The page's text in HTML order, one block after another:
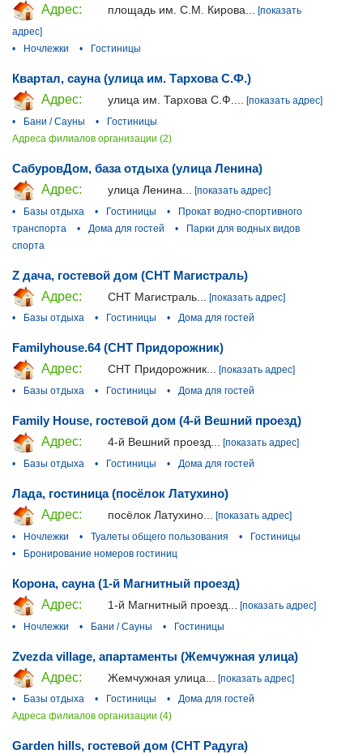
Адрес: площадь им. С.М. Кирова... [показать
адрес]
•
Ночлежки • Гостиницы
Квартал, сауна (улица им. Тархова С.Ф.)
Адрес:
улица им. Тархова С.Ф....
[показать адрес]
•
Бани / Сауны •
Гостиницы
Адреса филиалов организации (2)
СабуровДом, база отдыха (улица Ленина)
Адрес:
улица Ленина...
[показать адрес]
•
Базы отдыха • Гостиницы •
Прокат водно-спортивного
транспорта
• Дома для гостей •
Парки для водных видов
спорта
Z дача, гостевой дом (СНТ Магистраль)
Адрес:
СНТ Магистраль...
[показать адрес]
•
Базы отдыха • Гостиницы • Дома для гостей
Familyhouse.64 (СНТ Придорожник)
Адрес:
СНТ Придорожник... [показать адрес]
•
Базы отдыха • Гостиницы • Дома для гостей
Family House, гостевой дом (4-й Вешний проезд)
Адрес:
4-й Вешний проезд... [показать адрес]
•
Базы отдыха • Гостиницы • Дома для гостей
Лада, гостиница (посёлок Латухино)
Адрес:
посёлок Латухино...
[показать адрес]
•
Ночлежки • Туалеты общего пользования •
Гостиницы
•
Бронирование номеров гостиниц
Корона, сауна (1-й Магнитный проезд)
Адрес:
1-й Магнитный проезд...
[показать адрес]
•
Ночлежки • Бани / Сауны • Гостиницы
Zvezda village, апартаменты (Жемчужная улица)
Адрес:
Жемчужная улица...
[показать адрес]
•
Базы отдыха • Гостиницы •
Дома для гостей
Адреса филиалов организации (4)
Garden hills, гостевой дом (СНТ Радуга)